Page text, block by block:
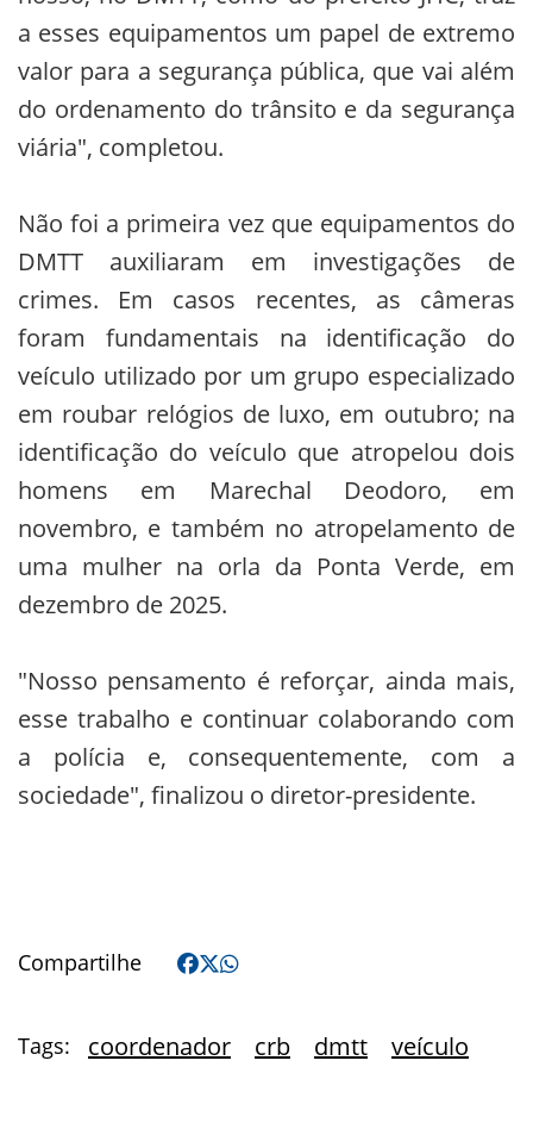
a esses equipamentos um papel de extremo
valor para a segurança pública, que vai além
do ordenamento do trânsito e da segurança
viária", completou.
Não foi a primeira vez que equipamentos do
DMTT auxiliaram em investigações de
crimes. Em casos recentes, as câmeras
foram fundamentais na identificação do
veículo utilizado por um grupo especializado
em roubar relógios de luxo, em outubro; na
identificação do veículo que atropelou dois
homens em Marechal Deodoro, em
novembro, e também no atropelamento de
uma mulher na orla da Ponta Verde, em
dezembro de 2025.
"Nosso pensamento é reforçar, ainda mais,
esse trabalho e continuar colaborando com
a polícia e, consequentemente, com a
sociedade", finalizou o diretor-presidente.
Compartilhe
Tags: coordenador crb dmtt veículo